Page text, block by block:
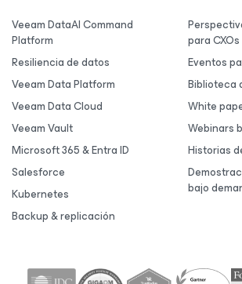
Veeam DataAI Command
Platform
Resiliencia de datos
Veeam Data Platform
Veeam Data Cloud
Veeam Vault
Microsoft 365 & Entra ID
Salesforce
Kubernetes
Backup & replicación
para CXOs
Eventos
Biblioteca
White
Webinars
Historias
bajo